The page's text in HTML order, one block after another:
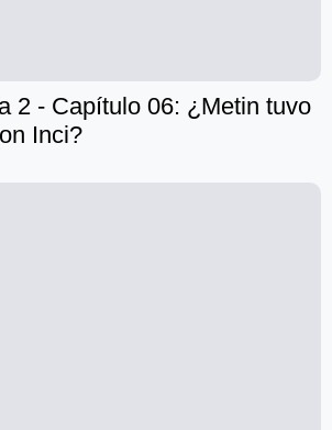
2 - Capítulo 06: ¿Metin tuvo
Inci?